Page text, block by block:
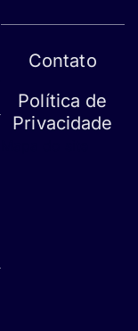
Contato
Política de
Privacidade